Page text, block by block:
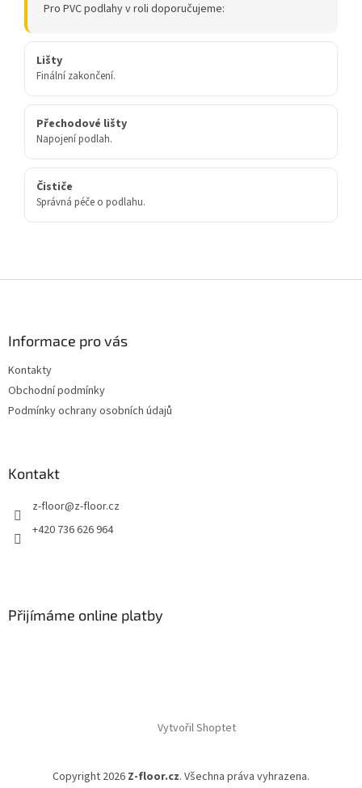
Pro PVC podlahy v roli doporučujeme:
Lišty
Finální zakončení.
Přechodové lišty
Napojení podlah.
Čističe
Správná péče o podlahu.
Informace pro vás
Kontakty
Obchodní podmínky
Podmínky ochrany osobních údajů
Kontakt
z-floor@z-floor.cz
+420 736 626 964
Přijímáme online platby
Vytvořil Shoptet
Copyright 2026 Z-floor.cz. Všechna práva vyhrazena.